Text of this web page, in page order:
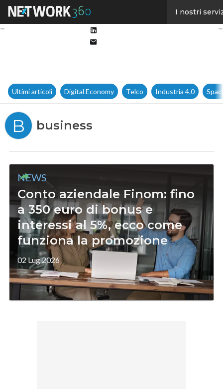
I nostri
Ultimi articoli Digital Economy Telco Industria 4.0
B business
NEWS
Conto aziendale Finom: fino
a 350 euro di bonus e
interessi al 5%, ecco come
funziona la promozione
02 Lug 2026